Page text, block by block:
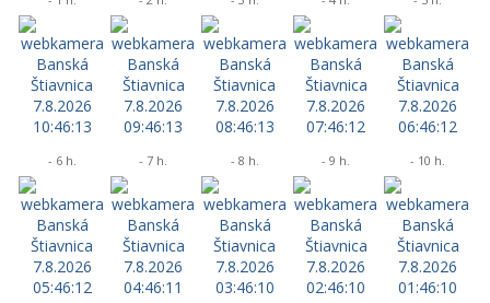
- 6 h. - 7 h. - 8 h. - 9 h. - 10 h.